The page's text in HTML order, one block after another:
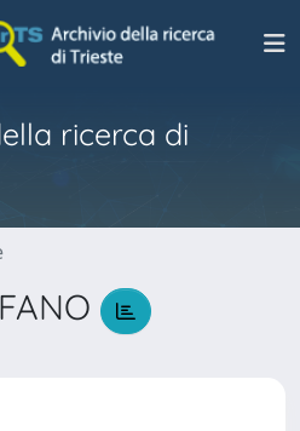
ricerca di